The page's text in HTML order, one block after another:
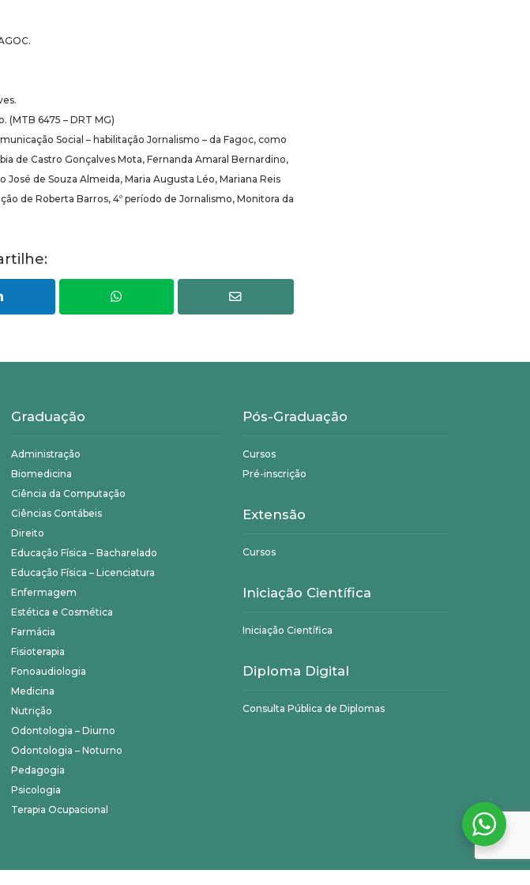
(MTB 6475 – DRT MG)
Social – habilitação Jornalismo – da Fagoc, como
de Castro Gonçalves Mota, Fernanda Amaral Bernardino,
de Souza Almeida, Maria Augusta Léo, Mariana Reis
de Roberta Barros, 4º período de Jornalismo, Monitora da
Graduação
Administração
Biomedicina
Ciência da Computação
Ciências Contábeis
Direito
Educação Física – Bacharelado
Educação Física – Licenciatura
Enfermagem
Estética e Cosmética
Farmácia
Fisioterapia
Fonoaudiologia
Medicina
Nutrição
Odontologia – Diurno
Odontologia – Noturno
Pedagogia
Psicologia
Terapia Ocupacional
Pós-Graduação
Cursos
Pré-inscrição
Extensão
Cursos
Iniciação Científica
Iniciação Científica
Diploma Digital
Consulta Pública de Diplomas